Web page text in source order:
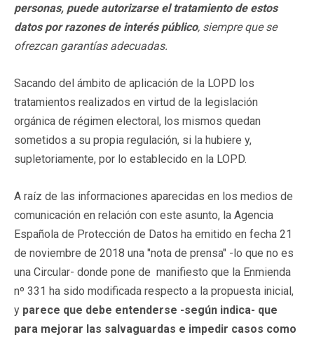
personas, puede autorizarse el tratamiento de estos
datos por razones de interés público, siempre que se
ofrezcan garantías adecuadas.
Sacando del ámbito de aplicación de la LOPD los
tratamientos realizados en virtud de la legislación
orgánica de régimen electoral, los mismos quedan
sometidos a su propia regulación, si la hubiere y,
supletoriamente, por lo establecido en la LOPD.
A raíz de las informaciones aparecidas en los medios de
comunicación en relación con este asunto, la Agencia
Española de Protección de Datos ha emitido en fecha 21
de noviembre de 2018 una "nota de prensa" -lo que no es
una Circular- donde pone de manifiesto que la Enmienda
nº 331 ha sido modificada respecto a la propuesta inicial,
y parece que debe entenderse -según indica- que
para mejorar las salvaguardas e impedir casos como